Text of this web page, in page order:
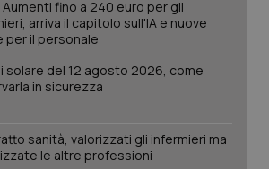
urogenitali
& impianti
Aumenti fino a 240 euro per gli
arriva il capitolo sull'IA e nuove
per il personale
solare del 12 agosto 2026, come
in sicurezza
sanità, valorizzati gli infermieri ma
le altre professioni